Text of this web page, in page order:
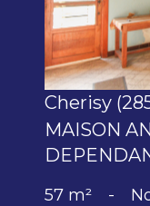
Cherisy
MAISON
57 m² -